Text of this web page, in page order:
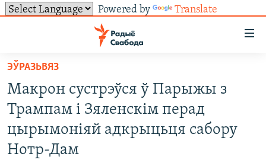
Powered by Translate
ўнівэрсальнага
доступу
Перайсьці
да
галоўнага
зьместу
Перайсьці
да
УСЕ НАВІНЫ
ТОЛЬКІ НА СВАБОДЗЕ
СУВЯЗЬ
АБЫСЬЦІ БЛЯКАВАНЬНЕ
ПАДПІСАЦЦА
ЭЎРАЗЬВЯЗ
Макрон сустрэўся ў Парыжы з
Трампам і Зяленскім перад
цырымоніяй адкрыцьця сабору
Нотр-Дам